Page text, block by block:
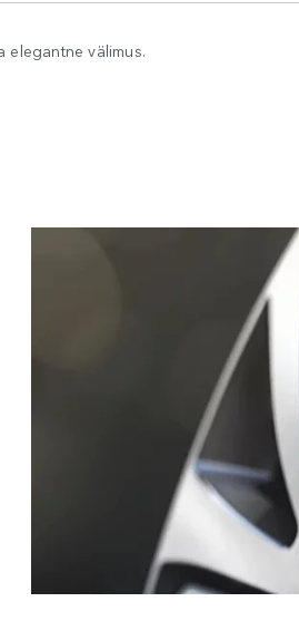
elegantne välimus.